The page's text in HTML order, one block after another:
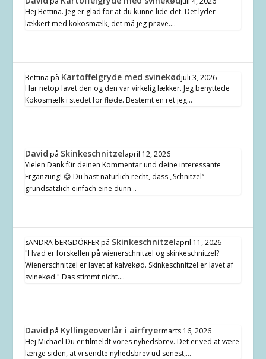
Hej Bettina. Jeg er glad for at du kunne lide det. Det lyder
lækkert med kokosmælk, det må jeg prøve.…
Bettina på Kartoffelgryde med svinekødjuli 3, 2026
Har netop lavet den og den var virkelig lækker. Jeg benyttede
Kokosmælk i stedet for fløde. Bestemt en ret jeg…
David på Skinkeschnitzelapril 12, 2026
Vielen Dank für deinen Kommentar und deine interessante
Ergänzung! 😊 Du hast natürlich recht, dass „Schnitzel“
grundsätzlich einfach eine dünn…
sANDRA bERGDÖRFERpå Skinkeschnitzelapril 11, 2026
"Hvad er forskellen på wienerschnitzel og skinkeschnitzel?
Wienerschnitzel er lavet af kalvekød. Skinkeschnitzel er lavet af
svinekød." Das stimmt nicht.…
David på Kyllingeoverlår i airfryermarts 16, 2026
Hej Michael Du er tilmeldt vores nyhedsbrev. Det er ved at være
længe siden, at vi sendte nyhedsbrev ud senest,…